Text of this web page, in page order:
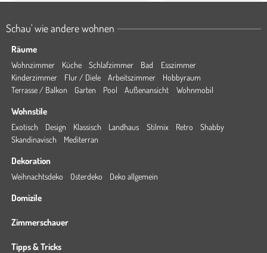
Schau' wie andere wohnen
Räume
Wohnzimmer Küche Schlafzimmer Bad
Esszimmer
Kinderzimmer
Flur / Diele Arbeitszimmer
Hobbyraum
Terrasse / Balkon
Garten Pool Außenansicht Wohnmobil
Wohnstile
Exotisch Design Klassisch Landhaus Stilmix Retro
Shabby
Skandinavisch
Mediterran
Dekoration
Weihnachtsdeko Osterdeko Deko allgemein
Domizile
Zimmerschauer
Tipps & Tricks